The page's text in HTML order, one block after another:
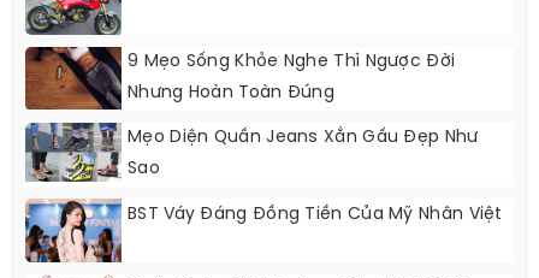
9 Mẹo Sống Khỏe Nghe Thì Ngược Đời
Nhưng Hoàn Toàn Đúng
Mẹo Diện Quần Jeans Xắn Gấu Đẹp Như
Sao
BST Váy Đáng Đồng Tiền Của Mỹ Nhân Việt